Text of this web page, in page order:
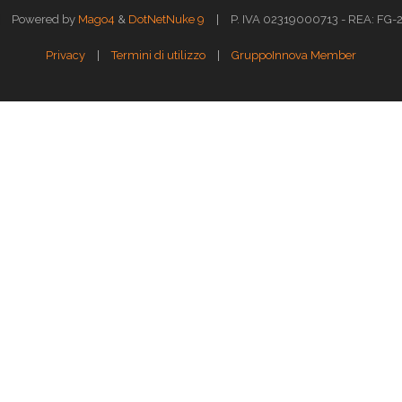
Powered by Mago4 & DotNetNuke 9 | P. IVA 02319000713 - REA:
Privacy | Termini di utilizzo | GruppoInnova Member